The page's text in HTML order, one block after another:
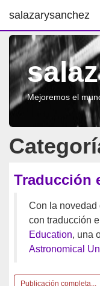
salazarysanchez
Mejoremos el
Traducción
Con la novedad
con traducción
Education, una
Astronomical
Publicación completa...